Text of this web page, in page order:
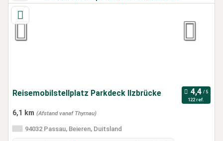
Reisemobilstellplatz Parkdeck Ilzbrücke
122 ref.
6,1 km (Afstand vanaf Thyrnau)
94032 Passau, Beieren, Duitsland